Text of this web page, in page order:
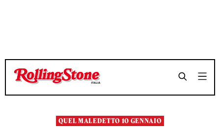
TEMPO DI LETTURA 10 MINUTI SHARE
TEMPO DI LETTURA 10 MINUTI SHARE
QUEL MALEDETTO 10 GENNAIO